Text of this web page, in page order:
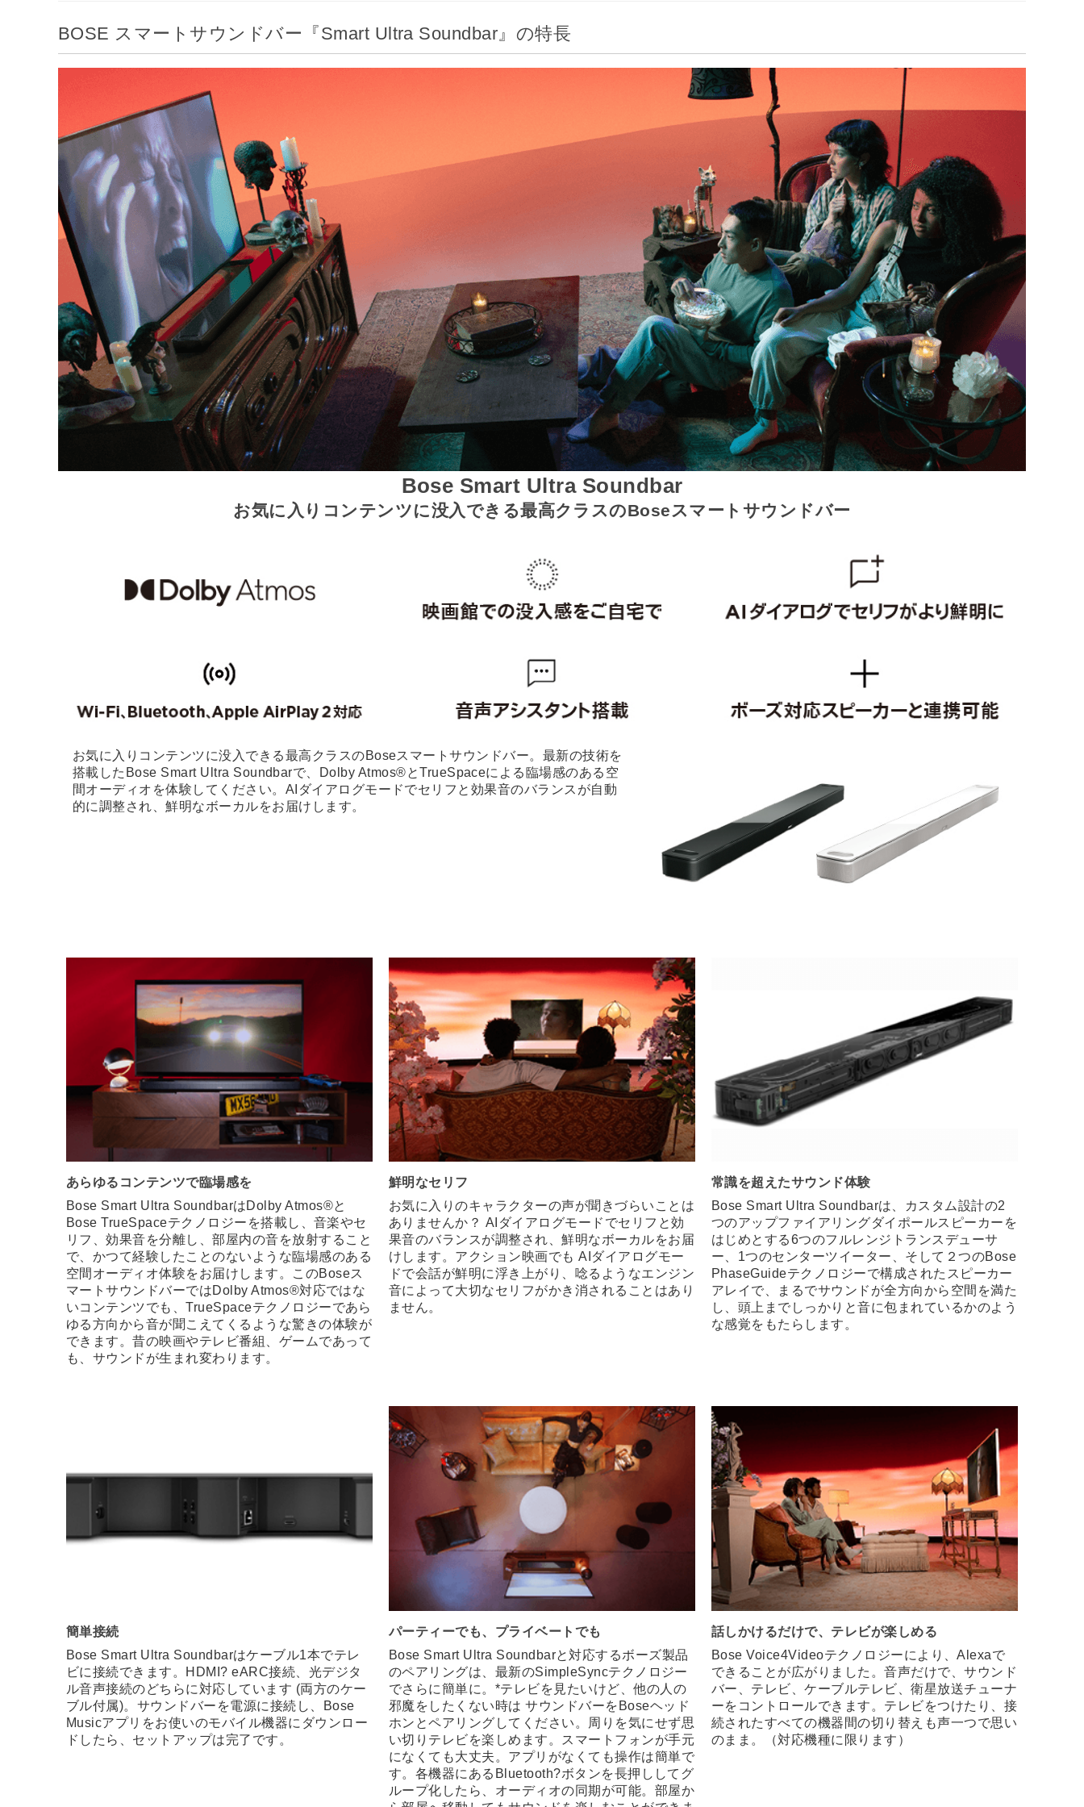
BOSE スマートサウンドバー『Smart Ultra Soundbar』の特長
Bose Smart Ultra Soundbar
お気に入りコンテンツに没入できる最高クラスのBoseスマートサウンドバー
お気に入りコンテンツに没入できる最高クラスのBoseスマートサウンドバー。最新の技術を
搭載したBose Smart Ultra Soundbarで、Dolby Atmos®とTrueSpaceによる臨場感のある空
間オーディオを体験してください。AIダイアログモードでセリフと効果音のバランスが自動
的に調整され、鮮明なボーカルをお届けします。
あらゆるコンテンツで臨場感を
Bose Smart Ultra SoundbarはDolby Atmos®と
Bose TrueSpaceテクノロジーを搭載し、音楽やセ
リフ、効果音を分離し、部屋内の音を放射すること
で、かつて経験したことのないような臨場感のある
空間オーディオ体験をお届けします。このBoseス
マートサウンドバーではDolby Atmos®対応ではな
いコンテンツでも、TrueSpaceテクノロジーであら
ゆる方向から音が聞こえてくるような驚きの体験が
できます。昔の映画やテレビ番組、ゲームであって
も、サウンドが生まれ変わります。
鮮明なセリフ
お気に入りのキャラクターの声が聞きづらいことは
ありませんか？ AIダイアログモードでセリフと効
果音のバランスが調整され、鮮明なボーカルをお届
けします。アクション映画でも AIダイアログモー
ドで会話が鮮明に浮き上がり、唸るようなエンジン
音によって大切なセリフがかき消されることはあり
ません。
常識を超えたサウンド体験
Bose Smart Ultra Soundbarは、カスタム設計の2
つのアップファイアリングダイポールスピーカーを
はじめとする6つのフルレンジトランスデューサ
ー、1つのセンターツイーター、そして２つのBose
PhaseGuideテクノロジーで構成されたスピーカー
アレイで、まるでサウンドが全方向から空間を満た
し、頭上までしっかりと音に包まれているかのよう
な感覚をもたらします。
簡単接続
Bose Smart Ultra Soundbarはケーブル1本でテレ
ビに接続できます。HDMI? eARC接続、光デジタ
ル音声接続のどちらに対応しています (両方のケー
ブル付属)。サウンドバーを電源に接続し、Bose
Musicアプリをお使いのモバイル機器にダウンロー
ドしたら、セットアップは完了です。
パーティーでも、プライベートでも
Bose Smart Ultra Soundbarと対応するボーズ製品
のペアリングは、最新のSimpleSyncテクノロジー
でさらに簡単に。*テレビを見たいけど、他の人の
邪魔をしたくない時は サウンドバーをBoseヘッド
ホンとペアリングしてください。周りを気にせず思
い切りテレビを楽しめます。スマートフォンが手元
になくても大丈夫。アプリがなくても操作は簡単で
す。各機器にあるBluetooth?ボタンを長押ししてグ
ループ化したら、オーディオの同期が可能。部屋か
話しかけるだけで、テレビが楽しめる
Bose Voice4Videoテクノロジーにより、Alexaで
できることが広がりました。音声だけで、サウンド
バー、テレビ、ケーブルテレビ、衛星放送チューナ
ーをコントロールできます。テレビをつけたり、接
続されたすべての機器間の切り替えも声一つで思い
のまま。（対応機種に限ります）